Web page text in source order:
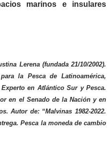
marinos e insulares
Lerena (fundada 21/10/2002).
la Pesca de Latinoamérica,
en Atlántico Sur y Pesca.
en el Senado de la Nación y en
Autor de: “Malvinas 1982-2022.
Pesca la moneda de cambio